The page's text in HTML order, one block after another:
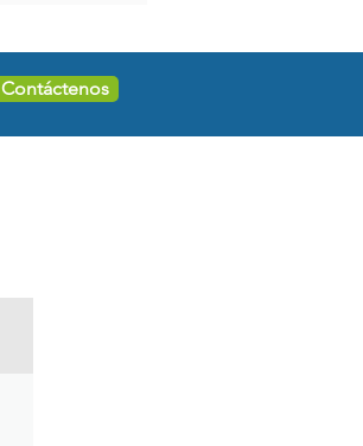
Contáctenos